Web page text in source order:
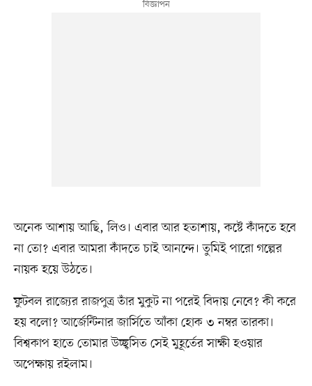
অনেক আশায় আছি, লিও। এবার আর হতাশায়, কষ্টে কাঁদতে হবে
না তো? এবার আমরা কাঁদতে চাই আনন্দে। তুমিই পারো গল্পের
নায়ক হয়ে উঠতে।
ফুটবল রাজ্যের রাজপুত্র তাঁর মুকুট না পরেই বিদায় নেবে? কী করে
হয় বলো? আর্জেন্টিনার জার্সিতে আঁকা হোক ৩ নম্বর তারকা।
বিশ্বকাপ হাতে তোমার উচ্ছ্বসিত সেই মুহূর্তের সাক্ষী হওয়ার
অপেক্ষায় রইলাম।